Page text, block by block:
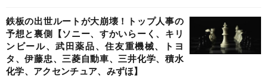
鉄板の出世ルートが大崩壊！トップ人事の
予想と裏側【ソニー、すかいらーく、キリ
ンビール、武田薬品、住友重機械、トヨ
タ、伊藤忠、三菱自動車、三井化学、積水
化学、アクセンチュア、みずほ】